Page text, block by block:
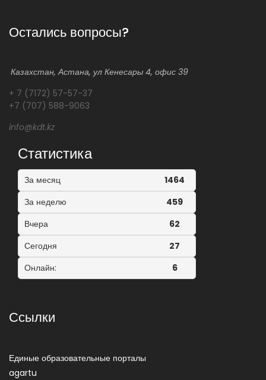
Остались вопросы?
Казахстан, Астана, ул Кенесары 4, офис 39
+ 7 (7172) 57-57-37
+7 (707) 588-9063
info@kdt.kz
Статистика
За месяц
1464
За неделю
459
Вчера
62
Сегодня
27
Онлайн:
6
Ссылки
Единые образовательные порталы
agartu